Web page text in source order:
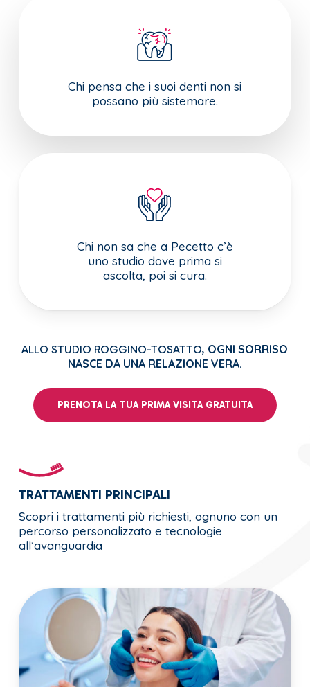
Chi pensa che i suoi denti non si
possano più sistemare.
Chi non sa che a Pecetto c’è
uno studio dove prima si
ascolta, poi si cura.
ALLO STUDIO ROGGINO-TOSATTO, OGNI SORRISO
NASCE DA UNA RELAZIONE VERA.
PRENOTA LA TUA PRIMA VISITA GRATUITA
TRATTAMENTI PRINCIPALI
Scopri i trattamenti più richiesti, ognuno con un
percorso personalizzato e tecnologie
all’avanguardia